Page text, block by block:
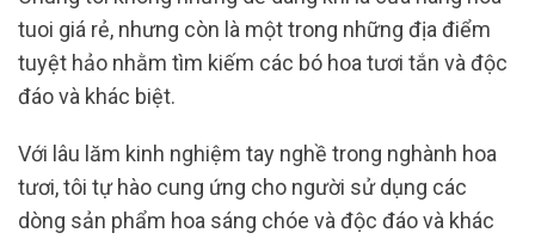
tuoi giá rẻ, nhưng còn là một trong những địa điểm
tuyệt hảo nhằm tìm kiếm các bó hoa tươi tắn và độc
đáo và khác biệt.
Với lâu lăm kinh nghiệm tay nghề trong nghành hoa
tươi, tôi tự hào cung ứng cho người sử dụng các
dòng sản phẩm hoa sáng chóe và độc đáo và khác